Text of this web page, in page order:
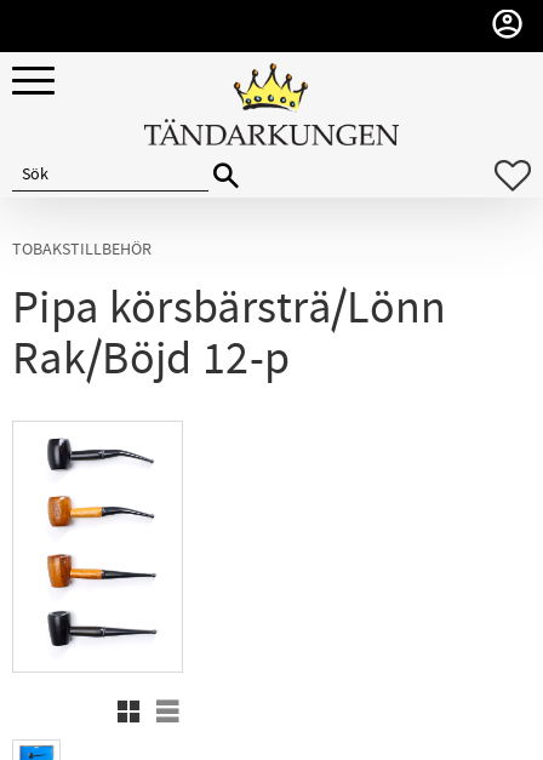
Meny
TOBAKSTILLBEHÖR
Pipa körsbärsträ/Lönn
Rak/Böjd 12-p
Rutnätsvy
Listvy